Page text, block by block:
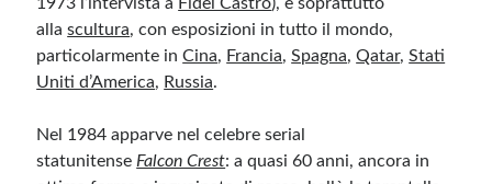
alla scultura, con esposizioni in tutto il mondo,
particolarmente in Cina, Francia, Spagna, Qatar, Stati
Uniti d’America, Russia.
Nel 1984 apparve nel celebre serial
statunitense Falcon Crest: a quasi 60 anni, ancora in